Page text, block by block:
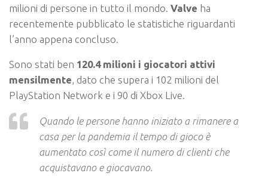
milioni di persone in tutto il mondo. Valve ha
recentemente pubblicato le statistiche riguardanti
l’anno appena concluso.
Sono stati ben 120.4 milioni i giocatori attivi
mensilmente, dato che supera i 102 milioni del
PlayStation Network e i 90 di Xbox Live.
Quando le persone hanno iniziato a rimanere a
casa per la pandemia il tempo di gioco è
aumentato così come il numero di clienti che
acquistavano e giocavano.